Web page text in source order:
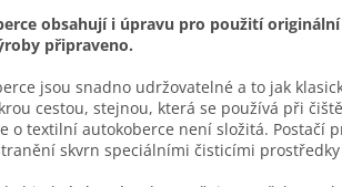
obsahují i úpravu pro použití
připraveno.
jsou snadno udržovatelné a to jak
cestou, stejnou, která se používá při
o textilní autokoberce není složitá. Postačí
skvrn speciálními čisticími